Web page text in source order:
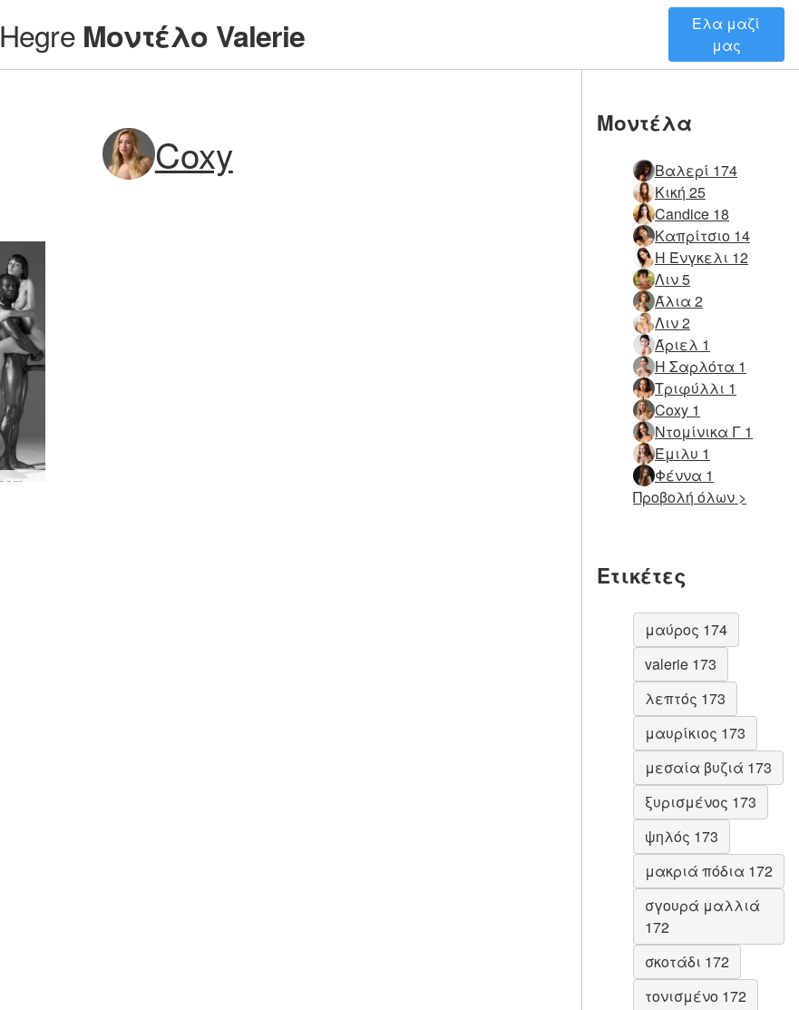
Hegre Μοντέλο Valerie
Ελα μαζί
μας
Coxy
Hegre Dream World
Μοντέλα
Βαλερί 174
Κική 25
Candice 18
Καπρίτσιο 14
Η Ένγκελι 12
Λιν 5
Άλια 2
Λιν 2
Άριελ 1
Η Σαρλότα 1
Τριφύλλι 1
Coxy 1
Ντομίνικα Γ 1
Έμιλυ 1
Φέννα 1
Προβολή όλων >
Ετικέτες
μαύρος 174
valerie 173
λεπτός 173
μαυρίκιος 173
μεσαία βυζιά 173
ξυρισμένος 173
ψηλός 173
μακριά πόδια 172
σγουρά μαλλιά
172
σκοτάδι 172
τονισμένο 172